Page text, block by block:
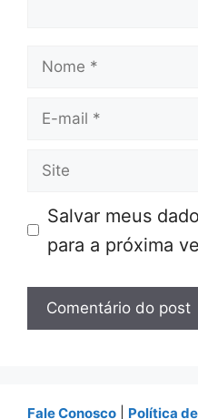
Nome
E-
Site
Salvar meus
para a próxima
Fale Conosco Política